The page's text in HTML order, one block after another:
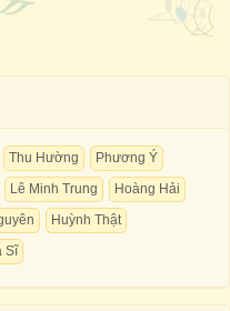
Thu Hường
Phương Ý
Lê Minh Trung
Hoàng Hải
Huỳnh Thật
Sĩ